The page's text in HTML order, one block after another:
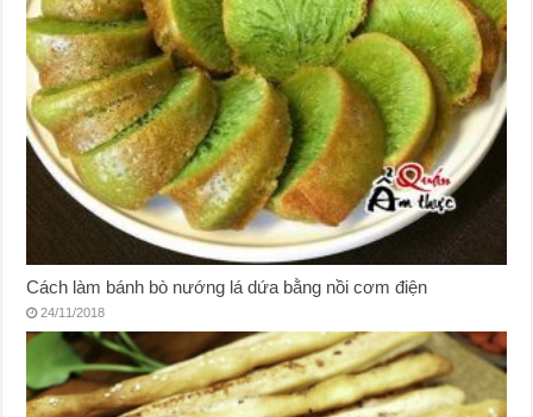
Cách làm bánh bò nướng lá dứa bằng nồi cơm điện
24/11/2018